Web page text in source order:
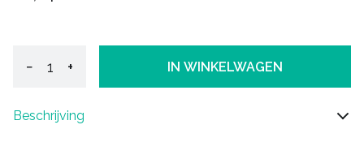
− + IN WINKELWAGEN
Beschrijving